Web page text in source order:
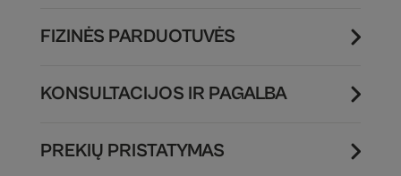
FIZINĖS PARDUOTUVĖS
KONSULTACIJOS IR PAGALBA
PREKIŲ PRISTATYMAS